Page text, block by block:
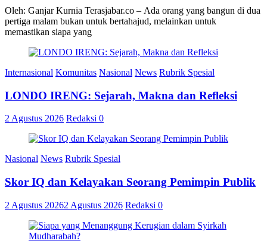
Oleh: Ganjar Kurnia Terasjabar.co – Ada orang yang bangun di dua
pertiga malam bukan untuk bertahajud, melainkan untuk
memastikan siapa yang
Internasional Komunitas Nasional News Rubrik Spesial
LONDO IRENG: Sejarah, Makna dan Refleksi
2 Agustus 2026 Redaksi 0
Nasional News Rubrik Spesial
Skor IQ dan Kelayakan Seorang Pemimpin Publik
2 Agustus 20262 Agustus 2026 Redaksi 0